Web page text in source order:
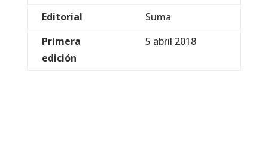
Editorial
Suma
Primera
edición
5 abril 2018